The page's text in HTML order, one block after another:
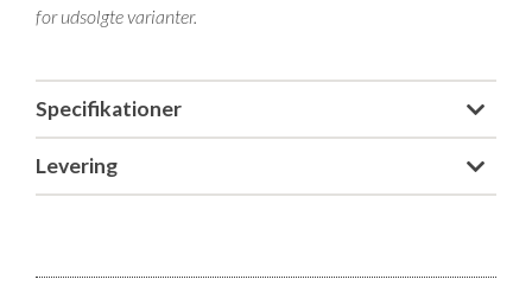
for udsolgte varianter.
Specifikationer
Levering